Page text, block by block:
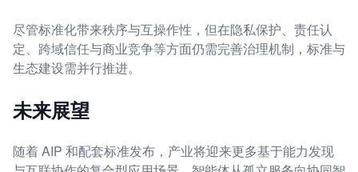
尽管标准化带来秩序与互操作性，但在隐私保护、责任认
定、跨域信任与商业竞争等方面仍需完善治理机制，标准与
生态建设需并行推进。
未来展望
随着 AIP 和配套标准发布，产业将迎来更多基于能力发现